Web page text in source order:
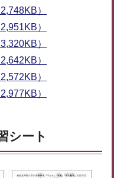
）
）
）
）
）
）
シート